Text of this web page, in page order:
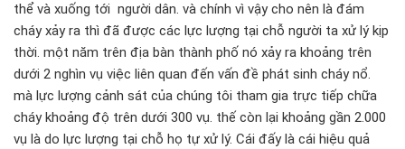
thể và xuống tới người dân. và chính vì vậy cho nên là đám
cháy xảy ra thì đã được các lực lượng tại chỗ người ta xử lý kịp
thời. một năm trên địa bàn thành phố nó xảy ra khoảng trên
dưới 2 nghìn vụ việc liên quan đến vấn đề phát sinh cháy nổ.
mà lực lượng cảnh sát của chúng tôi tham gia trực tiếp chữa
cháy khoảng độ trên dưới 300 vụ. thế còn lại khoảng gần 2.000
vụ là do lực lượng tại chỗ họ tự xử lý. Cái đấy là cái hiệu quả